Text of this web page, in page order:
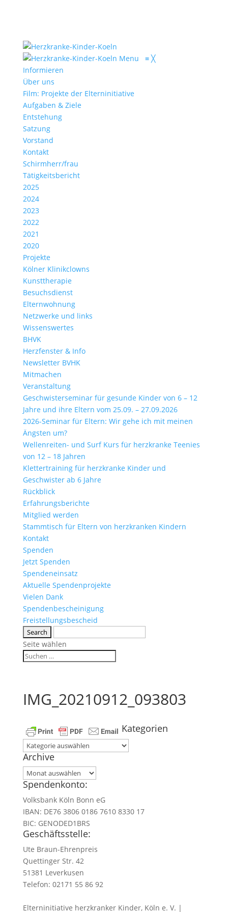
Menu ≡ ╳
Informieren
Über uns
Film: Projekte der Elterninitiative
Aufgaben & Ziele
Entstehung
Satzung
Vorstand
Kontakt
Schirmherr/frau
Tätigkeitsbericht
2025
2024
2023
2022
2021
2020
Projekte
Kölner Klinikclowns
Kunsttherapie
Besuchsdienst
Elternwohnung
Netzwerke und links
Wissenswertes
BHVK
Herzfenster & Info
Newsletter BVHK
Mitmachen
Veranstaltung
Geschwisterseminar für gesunde Kinder von 6 – 12
Jahre und ihre Eltern vom 25.09. – 27.09.2026
2026-Seminar für Eltern: Wir gehe ich mit meinen
Ängsten um?
Wellenreiten- und Surf Kurs für herzkranke Teenies
von 12 – 18 Jahren
Klettertraining für herzkranke Kinder und
Geschwister ab 6 Jahre
Rückblick
Erfahrungsberichte
Mitglied werden
Stammtisch für Eltern von herzkranken Kindern
Kontakt
Spenden
Jetzt Spenden
Spendeneinsatz
Aktuelle Spendenprojekte
Vielen Dank
Spendenbescheinigung
Freistellungsbescheid
Seite wählen
IMG_20210912_093803
Kategorien
Kategorien
Archive
Archive
Spendenkonto:
Volksbank Köln Bonn eG
IBAN: DE76 3806 0186 7610 8330 17
BIC: GENODED1BRS
Geschäftsstelle:
Ute Braun-Ehrenpreis
Quettinger Str. 42
51381 Leverkusen
Telefon: 02171 55 86 92
Elterninitiative herzkranker Kinder, Köln e. V. |